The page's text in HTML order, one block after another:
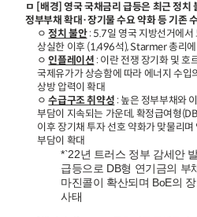
ㅁ [배경] 영국 국채금리 급등은 최근 정치
정부부채 확대·장기물 수요 약화 등 기존
ㅇ정치 불안: 5.7일 영국 지방선거에서
상실한 이후 (1,496석), Starmer 총리
ㅇ인플레이션 : 이란 전쟁 장기화 및 호
국제유가가 상승함에 따라 에너지 수입
상방 압력이 확대
ㅇ수급구조 취약성 : 높은 정부부채와
부담이 지속되는 가운데, 확정급여형
이후 장기채 투자 선호 약화가 맞물리
부담이 확대
*`22년 트러스 정부 감세안
급등으로 DB형 연기금의 부
마진콜이 확산되며 BoE의
사태